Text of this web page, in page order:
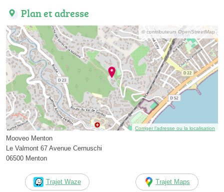
Plan et adresse
© contributeurs OpenStreetMap
Corriger l’adresse ou la localisation
Mooveo Menton
Le Valmont 67 Avenue Cernuschi
06500 Menton
Trajet Waze Trajet Maps